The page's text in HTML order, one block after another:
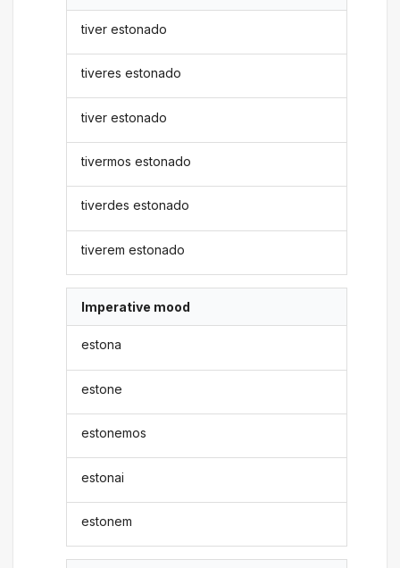
tiver estonado
tiveres estonado
tiver estonado
tivermos estonado
tiverdes estonado
tiverem estonado
Imperative mood
estona
estone
estonemos
estonai
estonem